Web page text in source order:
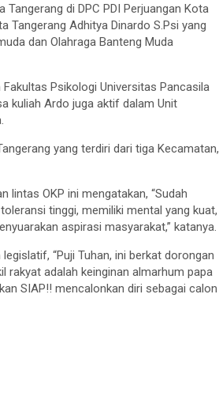
di DPC PDI Perjuangan Kota
Tangerang Adhitya Dinardo S.Psi yang
dan Olahraga Banteng Muda
Psikologi Universitas Pancasila
kuliah Ardo juga aktif dalam Unit
yang terdiri dari tiga Kecamatan,
OKP ini mengatakan, “Sudah
tinggi, memiliki mental yang kuat,
aspirasi masyarakat,” katanya.
“Puji Tuhan, ini berkat dorongan
rakyat adalah keinginan almarhum papa
SIAP!! mencalonkan diri sebagai calon